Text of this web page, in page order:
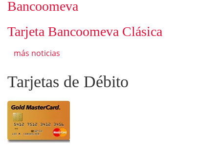
Bancoomeva
Tarjeta Bancoomeva Clásica
más noticias
Tarjetas de Débito